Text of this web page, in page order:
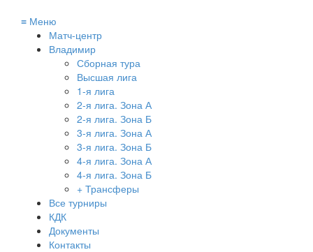
≡ Меню
Матч-центр
Владимир
Сборная тура
Высшая лига
1-я лига
2-я лига. Зона А
2-я лига. Зона Б
3-я лига. Зона А
3-я лига. Зона Б
4-я лига. Зона А
4-я лига. Зона Б
+ Трансферы
Все турниры
КДК
Документы
Контакты